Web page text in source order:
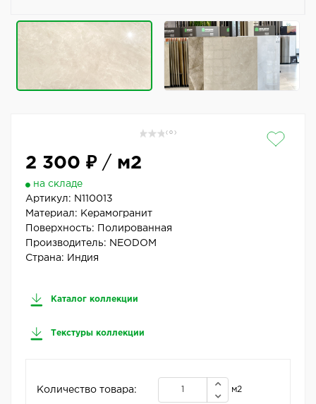
( 0 )
2 300 ₽/ м2
на складе
Артикул: N110013
Материал: Керамогранит
Поверхность:
Полированная
Производитель: NEODOM
Страна: Индия
Каталог коллекции
Текстуры коллекции
Количество товара: м2